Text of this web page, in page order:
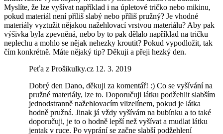
Myslíte, že lze vyšívat například i na úpletové tričko nebo mikinu,
pokud materiál není příliš slabý nebo příliš pružný? Je vhodné
materiály vyztužit nějakou nažehlovací vrstvou materiálu? Aby pak
výšivka byla zpevněná, nebo by to pak dělalo například na tričku
neplechu a mohlo se nějak nehezky kroutit? Pokud vypodložit, tak
čím konkrétně. Máte nějaký tip? Děkuji a přeji hezký den.
Peťa z Prošikulky.cz 12. 3. 2019
Dobrý den Dano, děkuji za komentář! :) Co se vyšívání na
pružné materiály, lze to. Doporučuji látku podžehlit slabším
jednodstranně nažehlovacím vlizelínem, pokud je látka
hodně pružná. Jinak já vždy vyšívám na bubínku a to také
doporučuji, je to o hodně lepší než vyšívat a mudlat látku
jentak v ruce. Po vyprání se začne slabší podžehlení